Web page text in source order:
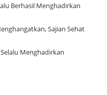
Berhasil Menghadirkan
Sajian Sehat
Menghadirkan